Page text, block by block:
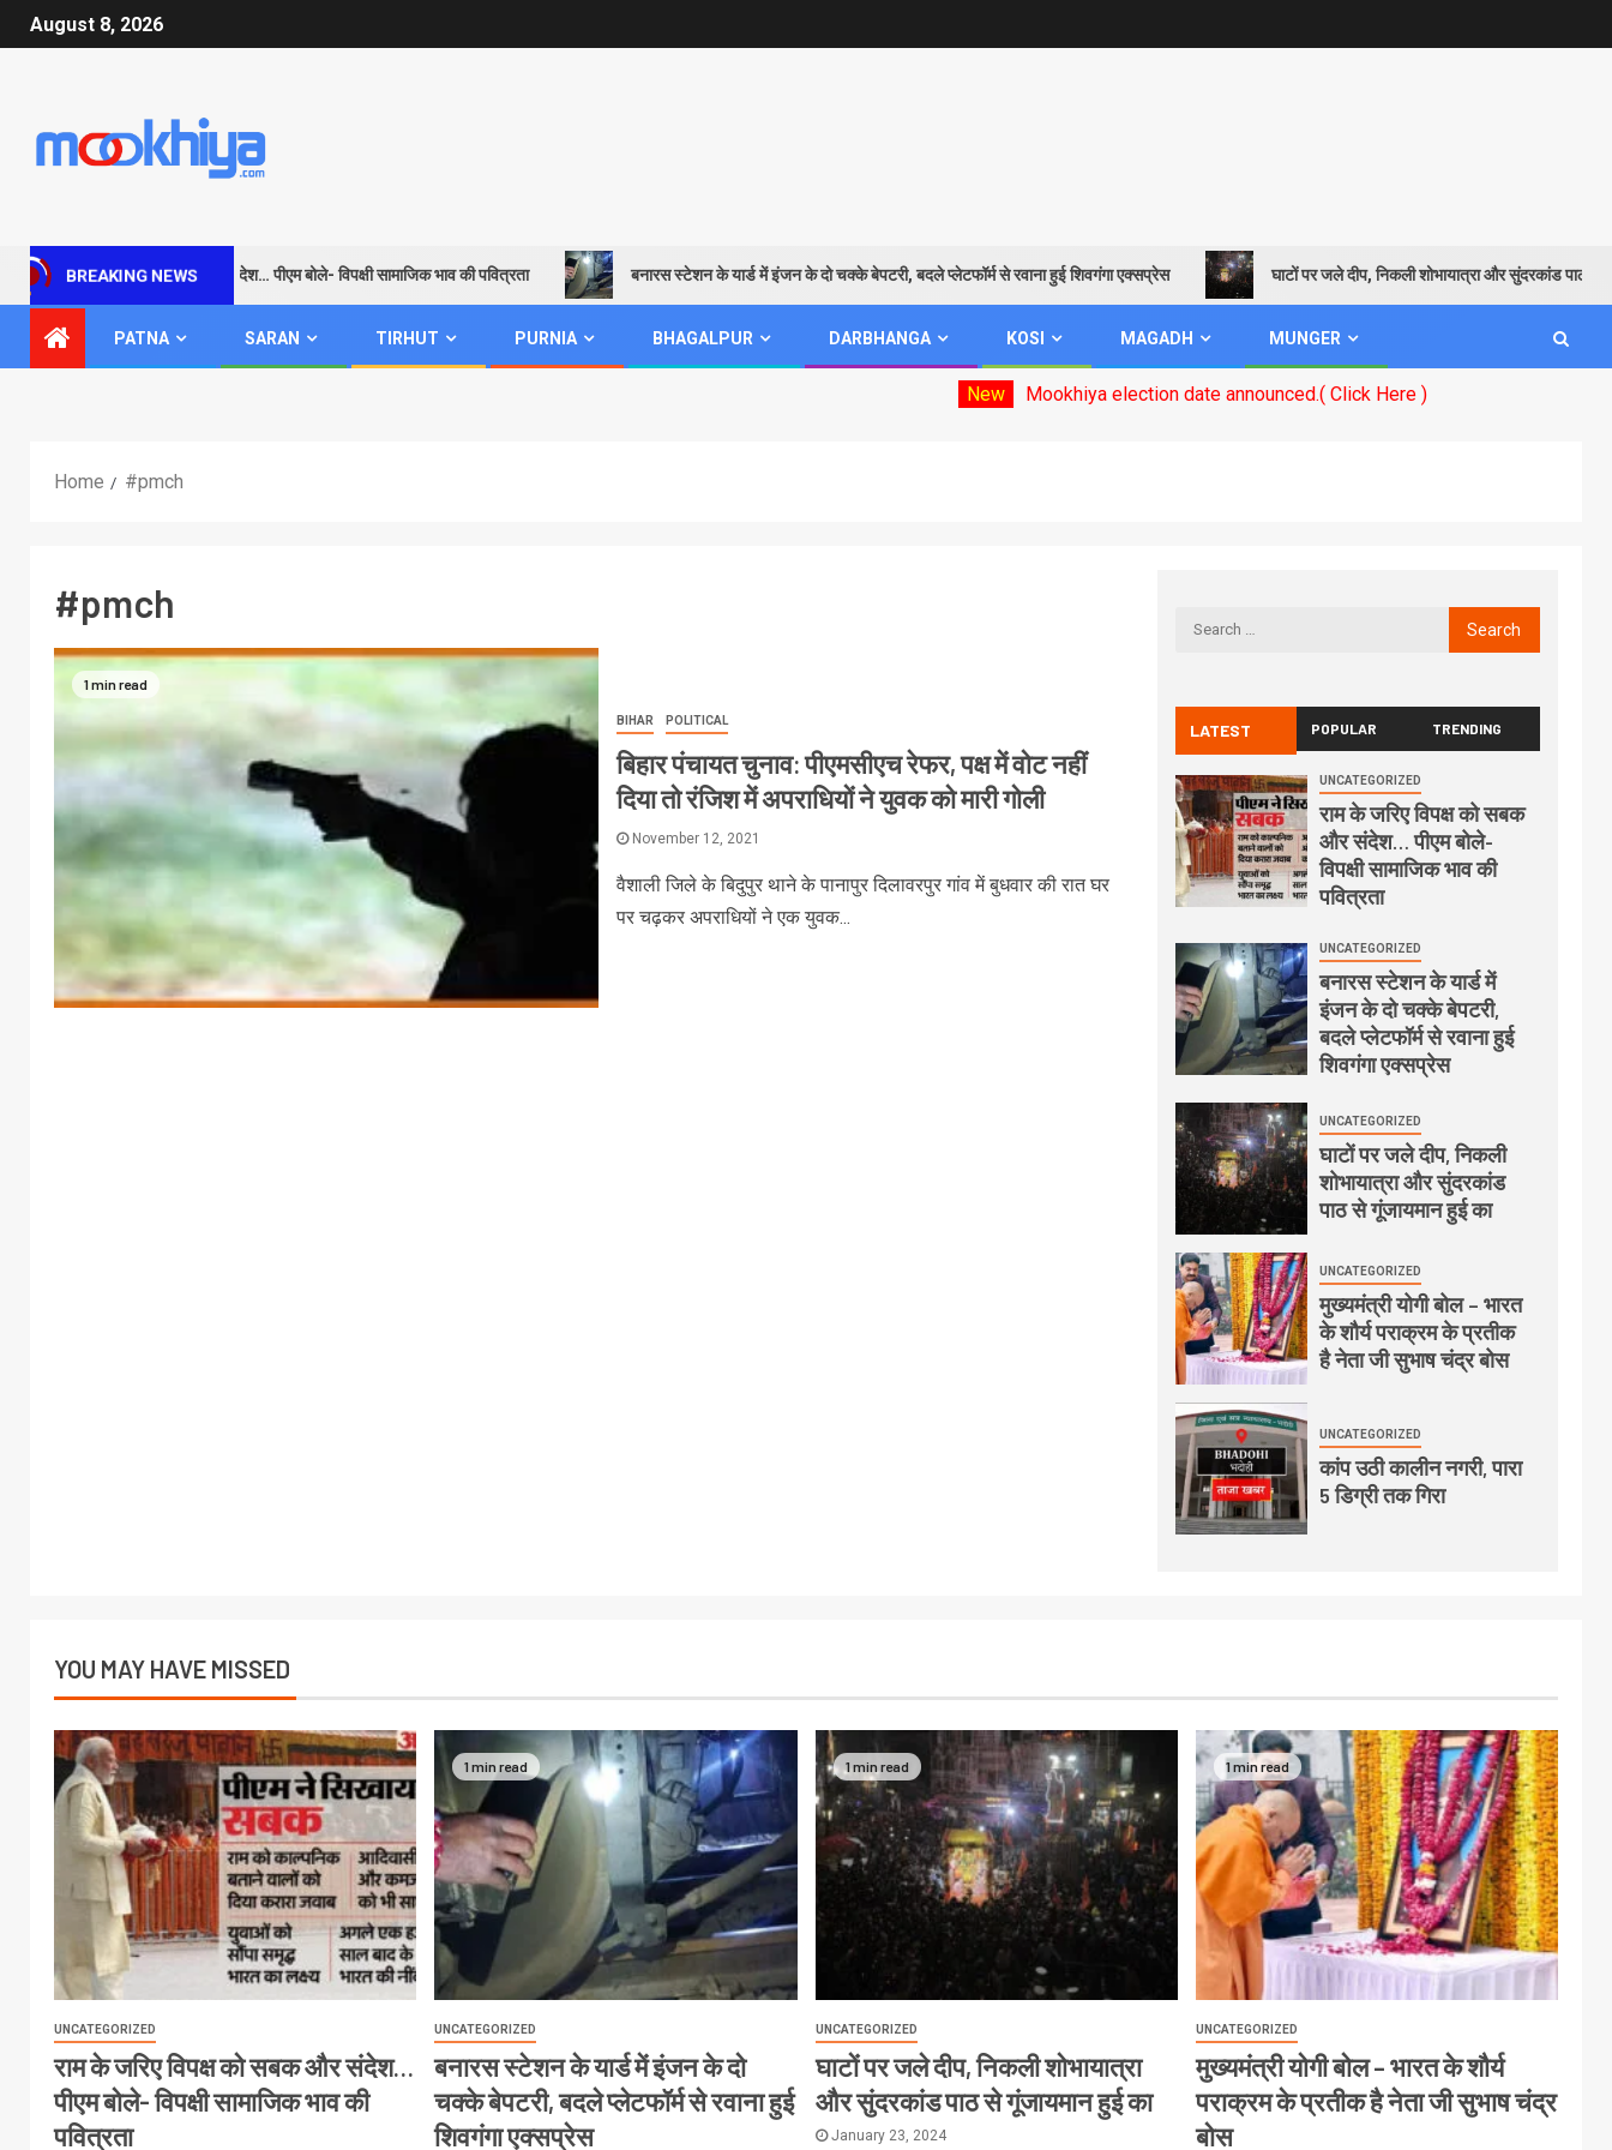
August 8, 2026
BREAKING NEWS
राम के जरिए विपक्ष को सबक और संदेश… पीएम बोले- विपक्षी सामाजिक भाव की पवित्रता बनारस स्टेशन के यार्ड में इंजन के दो चक्के बेपटरी, बदले प्लेटफॉर्म से रवाना हुई शिवगंगा एक्सप्रेस घाटों पर जले दीप, निकली शोभायात्रा और सुंदरकांड पाठ से
PATNA SARAN TIRHUT PURNIA BHAGALPUR DARBHANGA KOSI MAGADH MUNGER
Mookhiya election date announced.( Click Here )
Home #pmch
#pmch
1 min read
BIHAR POLITICAL
बिहार पंचायत चुनाव: पीएमसीएच रेफर, पक्ष में वोट नहीं
दिया तो रंजिश में अपराधियों ने युवक को मारी गोली
November 12, 2021
वैशाली जिले के बिदुपुर थाने के पानापुर दिलावरपुर गांव में बुधवार की रात घर
पर चढ़कर अपराधियों ने एक युवक...
LATEST POPULAR TRENDING
UNCATEGORIZED
राम के जरिए विपक्ष को सबक
और संदेश… पीएम बोले-
विपक्षी सामाजिक भाव की
पवित्रता
UNCATEGORIZED
बनारस स्टेशन के यार्ड में
इंजन के दो चक्के बेपटरी,
बदले प्लेटफॉर्म से रवाना हुई
शिवगंगा एक्सप्रेस
UNCATEGORIZED
घाटों पर जले दीप, निकली
शोभायात्रा और सुंदरकांड
पाठ से गूंजायमान हुई का
UNCATEGORIZED
मुख्यमंत्री योगी बोल – भारत
के शौर्य पराक्रम के प्रतीक
है नेता जी सुभाष चंद्र बोस
UNCATEGORIZED
कांप उठी कालीन नगरी, पारा
5 डिग्री तक गिरा
YOU MAY HAVE MISSED
UNCATEGORIZED
राम के जरिए विपक्ष को सबक और संदेश…
पीएम बोले- विपक्षी सामाजिक भाव की
पवित्रता
1 min read
UNCATEGORIZED
बनारस स्टेशन के यार्ड में इंजन के दो
चक्के बेपटरी, बदले प्लेटफॉर्म से रवाना हुई
शिवगंगा एक्सप्रेस
1 min read
UNCATEGORIZED
घाटों पर जले दीप, निकली शोभायात्रा
और सुंदरकांड पाठ से गूंजायमान हुई का
January 23, 2024
1 min read
UNCATEGORIZED
मुख्यमंत्री योगी बोल – भारत के शौर्य
पराक्रम के प्रतीक है नेता जी सुभाष चंद्र
बोस